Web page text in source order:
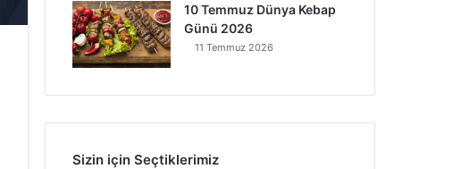
10 Temmuz Dünya Kebap
Günü 2026
11 Temmuz 2026
Sizin için Seçtiklerimiz